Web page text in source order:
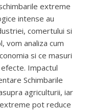
extreme
intense au
comertului si
vom analiza cum
si ce masuri
Impactul
Schimbarile
agriculturii, iar
pot reduce